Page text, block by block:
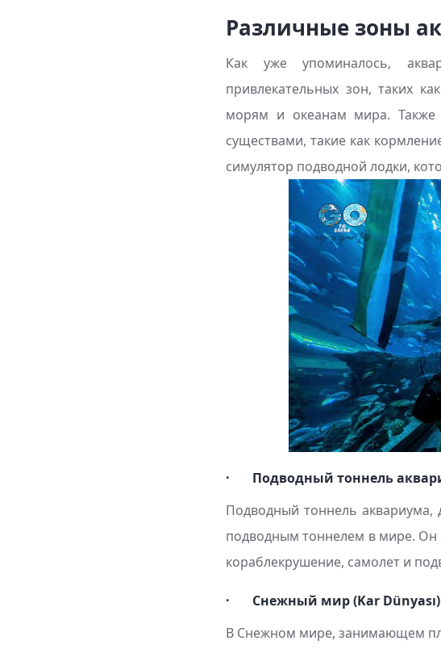
Различные зоны
Как уже упоминалось,
привлекательных зон, таких
морям и океанам мира. Также
существами, такие как
симулятор подводной лодки,
· Подводный тоннель
Подводный тоннель
подводным тоннелем в мире. Он
кораблекрушение, самолет и
· Снежный мир (Kar Dünyası)
В Снежном мире, занимающем